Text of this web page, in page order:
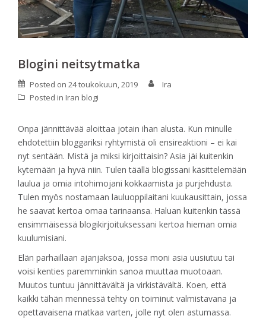
Blogini neitsytmatka
Posted on 24 toukokuun, 2019
Ira
Posted in Iran blogi
Onpa jännittävää aloittaa jotain ihan alusta. Kun minulle
ehdotettiin bloggariksi ryhtymistä oli ensireaktioni – ei kai
nyt sentään. Mistä ja miksi kirjoittaisin? Asia jäi kuitenkin
kytemään ja hyvä niin. Tulen täällä blogissani käsittelemään
laulua ja omia intohimojani kokkaamista ja purjehdusta.
Tulen myös nostamaan lauluoppilaitani kuukausittain, jossa
he saavat kertoa omaa tarinaansa. Haluan kuitenkin tässä
ensimmäisessä blogikirjoituksessani kertoa hieman omia
kuulumisiani.
Elän parhaillaan ajanjaksoa, jossa moni asia uusiutuu tai
voisi kenties paremminkin sanoa muuttaa muotoaan.
Muutos tuntuu jännittävältä ja virkistävältä. Koen, että
kaikki tähän mennessä tehty on toiminut valmistavana ja
opettavaisena matkaa varten, jolle nyt olen astumassa.